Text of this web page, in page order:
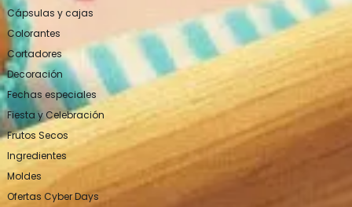
Cápsulas y cajas
Colorantes
Cortadores
Decoración
Fechas especiales
Fiesta y Celebración
Frutos Secos
Ingredientes
Moldes
Ofertas Cyber Days